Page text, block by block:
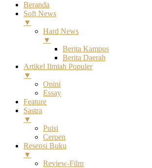
Beranda
Soft News
▼
Hard News
▼
Berita Kampus
Berita Daerah
Artikel Ilmiah Populer
▼
Opini
Essay
Feature
Sastra
▼
Puisi
Cerpen
Resensi Buku
▼
Review-Film